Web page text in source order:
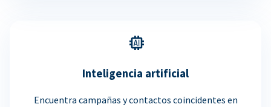
Inteligencia artificial
Encuentra campañas y contactos coincidentes en